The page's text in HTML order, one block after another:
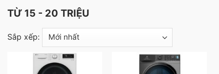
TỪ 15 - 20 TRIỆU
Sắp xếp: